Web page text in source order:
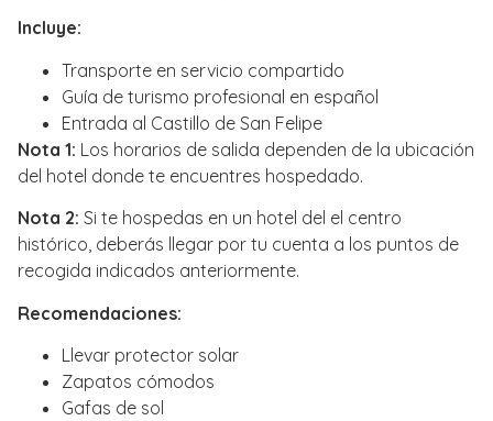
Incluye:
Transporte en servicio compartido
Guía de turismo profesional en español
Entrada al Castillo de San Felipe
Nota 1: Los horarios de salida dependen de la ubicación
del hotel donde te encuentres hospedado.
Nota 2: Si te hospedas en un hotel del el centro
histórico, deberás llegar por tu cuenta a los puntos de
recogida indicados anteriormente.
Recomendaciones:
Llevar protector solar
Zapatos cómodos
Gafas de sol